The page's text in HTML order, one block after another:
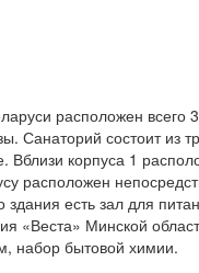
расположен всего
Санаторий состоит из
Вблизи корпуса 1
расположен
здания есть зал для
«Веста» Минской
набор бытовой химии.